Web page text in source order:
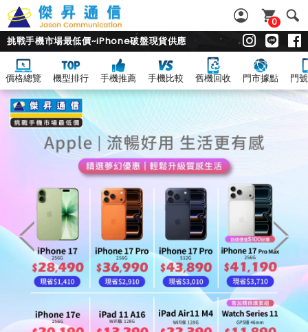
0
挑戰手機市場最低價~iPhone破盤現貨供應
價格總覽 機型排行 手機推薦 手機比較 舊機回收 門市據點 門